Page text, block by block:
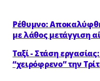
Ρέθυμνο:
με λάθος μετάγγιση
Ταξί - Στάση
“χειρόφρενο” την